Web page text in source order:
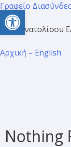
Open
Γραφείο
Προσανατολίσου
Αρχική – English
Nothing